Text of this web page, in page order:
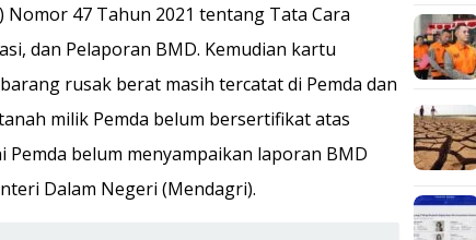
47 Tahun 2021 tentang Tata Cara
dan Pelaporan BMD. Kemudian kartu
rusak berat masih tercatat di Pemda dan
milik Pemda belum bersertifikat atas
Pemda belum menyampaikan laporan BMD
Dalam Negeri (Mendagri).